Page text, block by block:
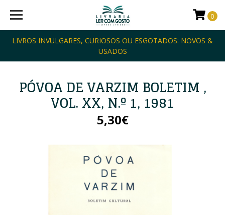
LIVROS INVULGARES, CURIOSOS OU ESGOTADOS: NOVOS &
USADOS
0
PÓVOA DE VARZIM BOLETIM ,
VOL. XX, N.º 1, 1981
5,30€